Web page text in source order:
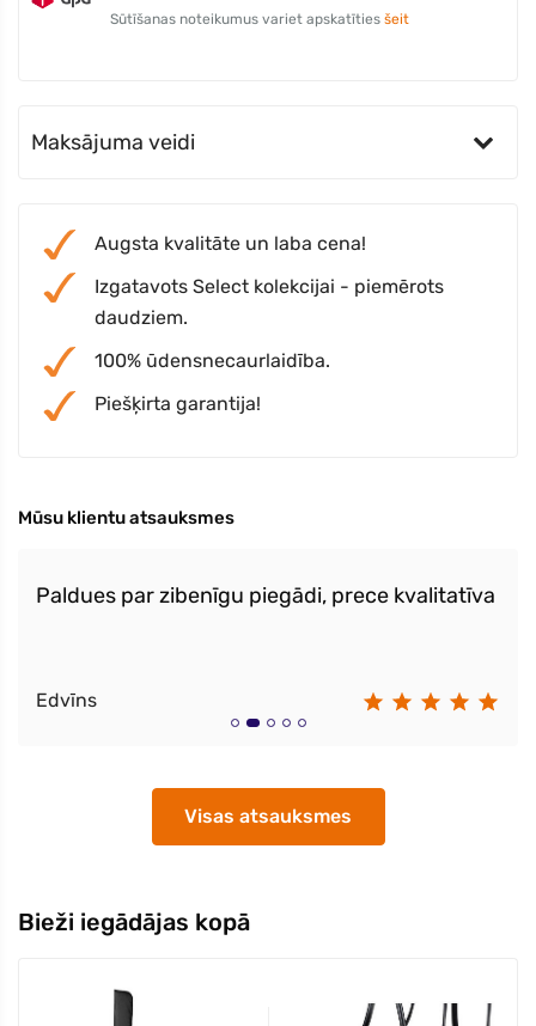
Sūtīšanas noteikumus variet apskatīties šeit
Maksājuma veidi
Augsta kvalitāte un laba cena!
Izgatavots Select kolekcijai - piemērots
daudziem.
100% ūdensnecaurlaidība.
Piešķirta garantija!
Mūsu klientu atsauksmes
Paldues par zibenīgu piegādi, prece kvalitatīva
Edvīns
Visas atsauksmes
Bieži iegādājas kopā